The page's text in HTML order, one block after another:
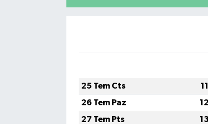
25 Tem Cts
26 Tem Paz
27 Tem Pts